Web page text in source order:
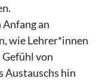
an
wie Lehrer*innen
von
Austauschs hin